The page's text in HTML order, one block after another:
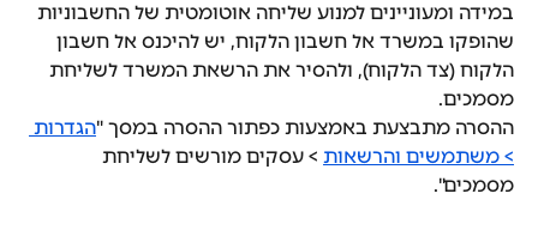
במידה ומעוניינים למנוע שליחה אוטומטית של החשבוניות
שהופקו במשרד אל חשבון הלקוח, יש להיכנס אל חשבון
הלקוח (צד הלקוח), ולהסיר את הרשאת המשרד לשליחת
מסמכים.
ההסרה מתבצעת באמצעות כפתור ההסרה במסך "הגדרות
> משתמשים והרשאות > עסקים מורשים לשליחת
מסמכים".